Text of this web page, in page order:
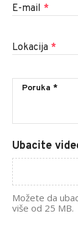
E-mail *
Lokacija *
Ubacite
Možete da
više od 25 MB.